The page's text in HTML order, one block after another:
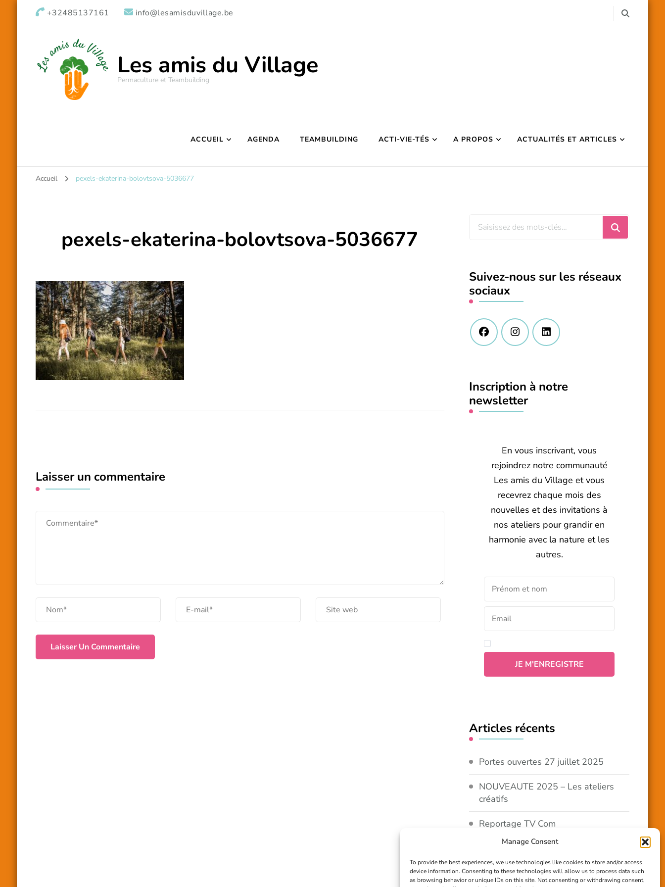
Manage Consent
To provide the best experiences, we use technologies like cookies to store and/or access
device information. Consenting to these technologies will allow us to process data such
as browsing behavior or unique IDs on this site. Not consenting or withdrawing consent,
+32485137161 info@lesamisduvillage.be
Les amis du Village
Permaculture et Teambuilding
ACCUEIL AGENDA TEAMBUILDING ACTI-VIE-TÉS A PROPOS ACTUALITÉS ET ARTICLES
Accueil pexels-ekaterina-bolovtsova-5036677
pexels-ekaterina-bolovtsova-5036677
Laisser un commentaire
Vous
?
Suivez-nous sur les réseaux
sociaux
Inscription à notre
newsletter
En vous inscrivant, vous
rejoindrez notre communauté
Les amis du Village et vous
recevrez chaque mois des
nouvelles et des invitations à
nos ateliers pour grandir en
harmonie avec la nature et les
autres.
Articles récents
Portes ouvertes 27 juillet 2025
NOUVEAUTE 2025 – Les ateliers
créatifs
Reportage TV Com
Construction en terre-paille
Chantier Participatif Terre Paille